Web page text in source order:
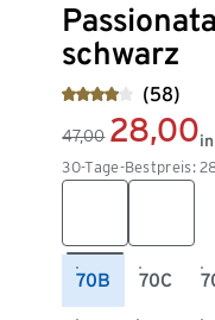
schwarz
(58)
47,00 28,00
30-Tage-Bestpreis:
70B 70C